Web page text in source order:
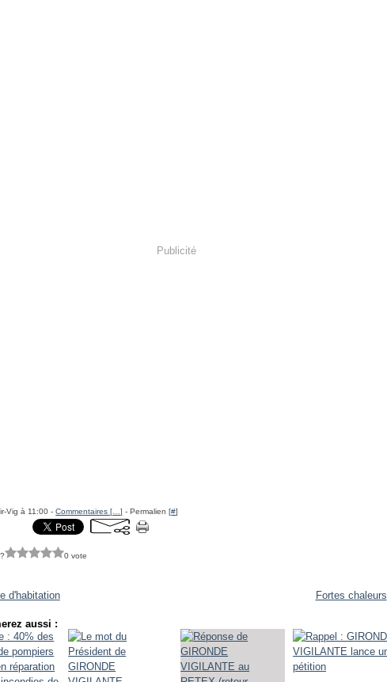
Publicité
Vig à 11:00 -Commentaires [ …] - Permalien [#]
0 vote
d'habitation Fortes chaleurs
aussi :